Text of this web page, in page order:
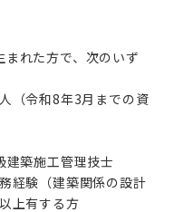
まれた方で、次のいず
（令和8年3月までの資
築施工管理技士
経験（建築関係の設計
上有する方